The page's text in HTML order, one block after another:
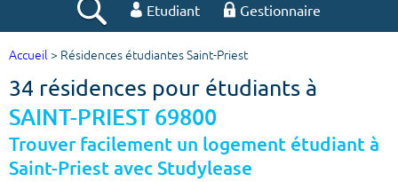
Etudiant Gestionnaire
Votre recherche
Ville, école
Accueil > Résidences étudiantes Saint-Priest
34 résidences pour étudiants à
SAINT-PRIEST 69800
Trouver facilement un logement étudiant à
Saint-Priest avec Studylease